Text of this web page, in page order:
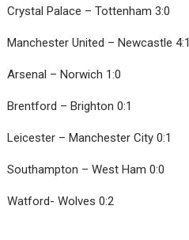
Crystal Palace – Tottenham 3:0
Manchester United – Newcastle 4:1
Arsenal – Norwich 1:0
Brentford – Brighton 0:1
Leicester – Manchester City 0:1
Southampton – West Ham 0:0
Watford- Wolves 0:2